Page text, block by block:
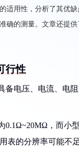
适用性，分析了其优
确的测量。文章还提
行性
备电压、电流、电
0.1Ω~20MΩ，而小
表的分辨率可能不足